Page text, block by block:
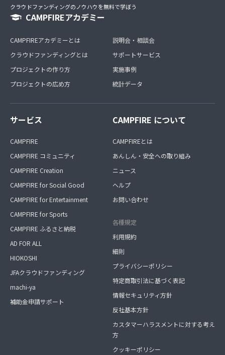
クラウドファンディングのノウハウを無料で学ぼう
CAMPFIREアカデミー
CAMPFIREアカデミーとは
クラウドファンディングとは
プロジェクトの作り方
プロジェクトの広め方
説明会・相談会
サポートサービス
実施事例
統計データ
サービス
CAMPFIRE
CAMPFIRE コミュニティ
CAMPFIRE Creation
CAMPFIRE for Social Good
CAMPFIRE for Entertainment
CAMPFIRE for Sports
CAMPFIRE ふるさと納税
AD FOR ALL
HIOKOSHI
JFAクラウドファンディング
machi-ya
補助金申請サポート
CAMPFIRE について
CAMPFIREとは
あんしん・安全への取り組み
ニュース
ヘルプ
お問い合わせ
各種規定
利用規約
細則
プライバシーポリシー
特定商取引法に基づく表記
情報セキュリティ方針
反社基本方針
カスタマーハラスメントに対する考え
方
クッキーポリシー